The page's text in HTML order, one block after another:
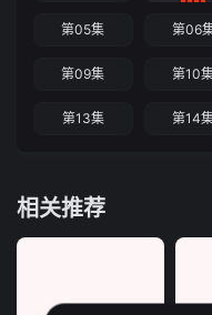
第05集 第06
第09集 第10
第13集 第14
相关推荐